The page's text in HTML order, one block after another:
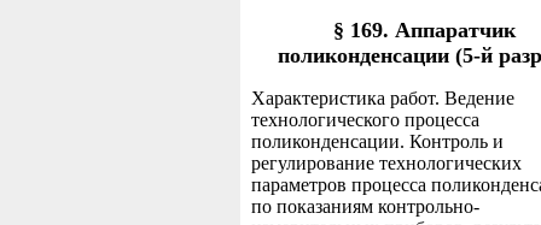
§ 169. Аппаратчик
поликонденсации (5-й
Характеристика работ. Ведение
технологического процесса
поликонденсации. Контроль и
регулирование технологических
параметров процесса
по показаниям контрольно-